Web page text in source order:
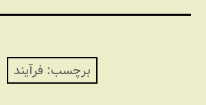
برچسب: فرآیند